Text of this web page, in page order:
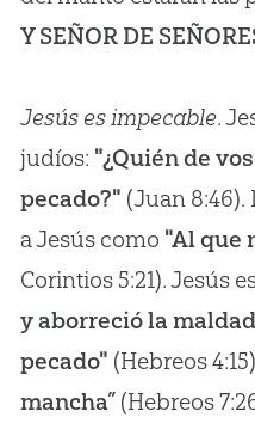
Y SEÑOR DE
Jesús es impecable.
judíos: "¿Quién de
pecado?" (Juan 8:46).
a Jesús como "Al que
Corintios 5:21). Jesús
y aborreció la
pecado" (Hebreos
mancha”(Hebreos